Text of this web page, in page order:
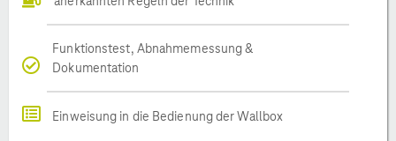
Funktionstest, Abnahmemessung &
Dokumentation
Einweisung in die Bedienung der Wallbox